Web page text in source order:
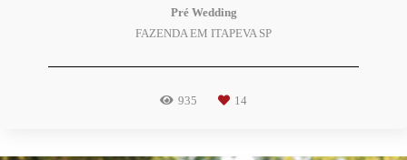
Pré Wedding
FAZENDA EM ITAPEVA SP
935 14